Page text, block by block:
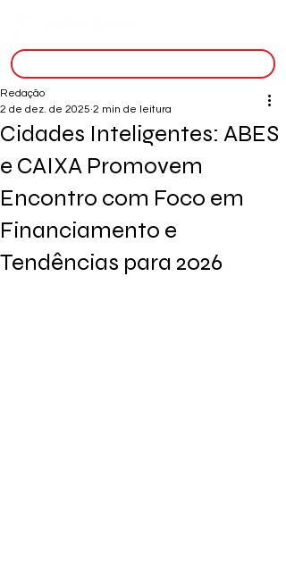
Cidades Inteligentes: ABES
e CAIXA Promovem
Encontro com Foco em
Financiamento e
Tendências para 2026
Redação
2 de dez. de 2025 2 min de leitura